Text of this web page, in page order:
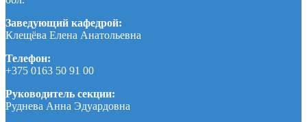
Заведующий кафедрой:
Клещёва Елена Анатольевна
Телефон:
+375 0163 50 91 00
Руководитель секции:
Руднева Анна Эдуардовна